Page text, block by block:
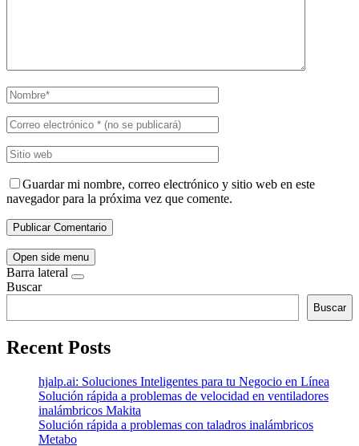
Guardar mi nombre, correo electrónico y sitio web en este
navegador para la próxima vez que comente.
Open side menu
Barra lateral
Buscar
Buscar
Recent Posts
hjalp.ai: Soluciones Inteligentes para tu Negocio en Línea
Solución rápida a problemas de velocidad en ventiladores
inalámbricos Makita
Solución rápida a problemas con taladros inalámbricos
Metabo